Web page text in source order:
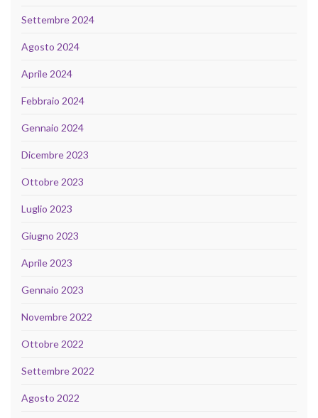
Settembre 2024
Agosto 2024
Aprile 2024
Febbraio 2024
Gennaio 2024
Dicembre 2023
Ottobre 2023
Luglio 2023
Giugno 2023
Aprile 2023
Gennaio 2023
Novembre 2022
Ottobre 2022
Settembre 2022
Agosto 2022